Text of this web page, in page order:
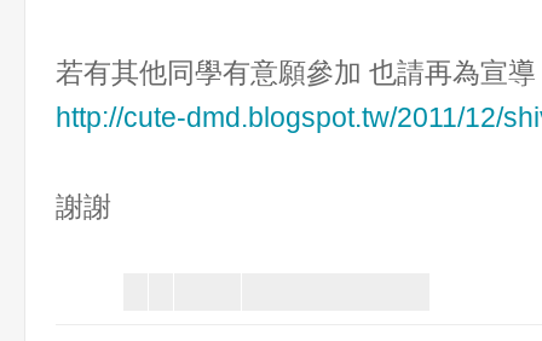
若有其他同學有意願參加 也請再為宣
http://cute-dmd.blogspot.tw/2011/12/
謝謝